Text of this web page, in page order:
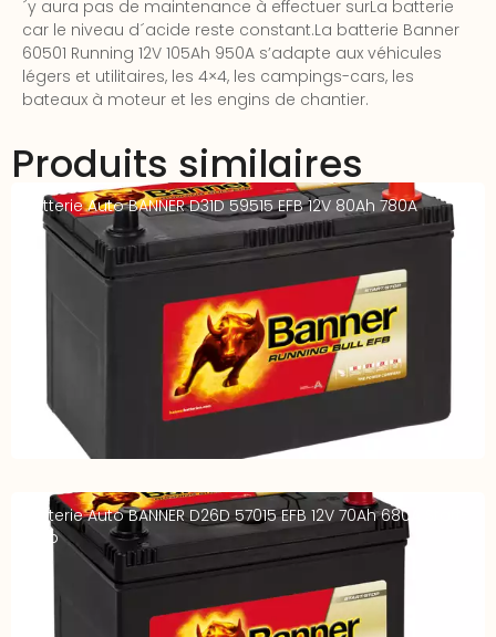
´y aura pas de maintenance à effectuer surLa batterie
car le niveau d´acide reste constant.La batterie Banner
60501 Running 12V 105Ah 950A s’adapte aux véhicules
légers et utilitaires, les 4×4, les campings-cars, les
bateaux à moteur et les engins de chantier.
Produits similaires
Batterie Auto BANNER D31D 59515 EFB 12V 80Ah 780A
Batterie Auto BANNER D26D 57015 EFB 12V 70Ah 680A Start-
Stop